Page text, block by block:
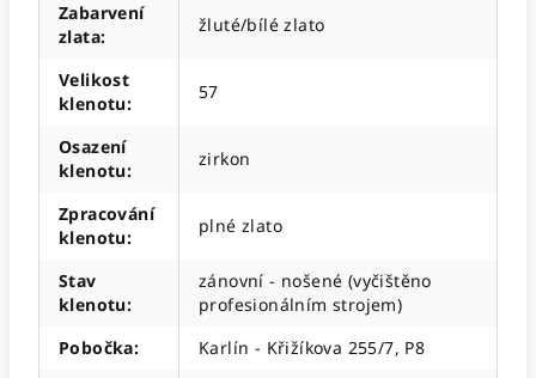
Zabarvení
zlata:
žluté/bílé zlato
Velikost
klenotu:
57
Osazení
klenotu:
zirkon
Zpracování
klenotu:
plné zlato
Stav
klenotu:
zánovní - nošené (vyčištěno
profesionálním strojem)
Pobočka:
Karlín - Křižíkova 255/7, P8